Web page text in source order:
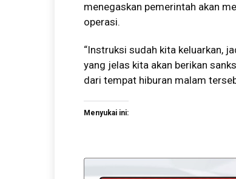
menegaskan pemerintah akan
operasi.
“Instruksi sudah kita keluarkan,
yang jelas kita akan berikan
dari tempat hiburan malam
Menyukai ini: